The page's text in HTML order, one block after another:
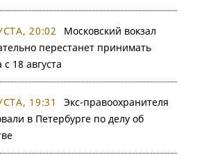
20:02
Московский вокзал
перестанет принимать
с 18 августа
19:31
Экс-правоохранителя
в Петербурге по делу об